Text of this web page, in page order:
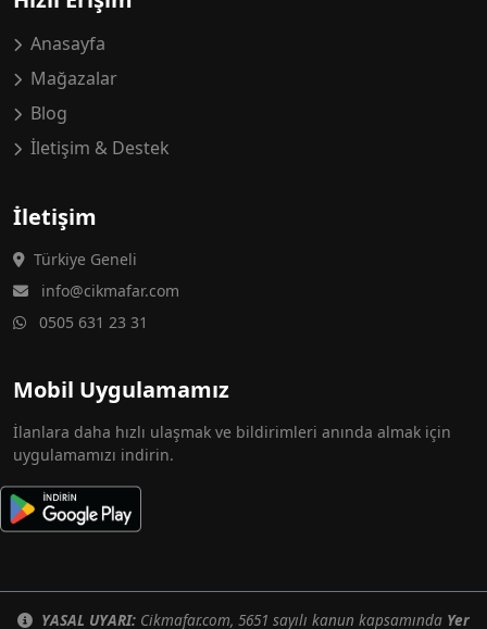
Anasayfa
Mağazalar
Blog
İletişim & Destek
İletişim
Türkiye Geneli
info@cikmafar.com
0505 631 23 31
Mobil Uygulamamız
İlanlara daha hızlı ulaşmak ve bildirimleri anında almak için
uygulamamızı indirin.
YASAL UYARI: Cikmafar.com, 5651 sayılı kanun kapsamında Yer